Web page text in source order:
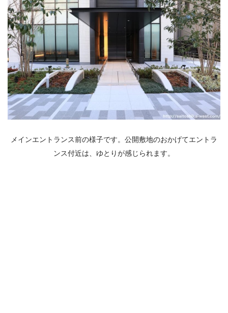
メインエントランス前の様子です。公開敷地のおかげてエントラ
ンス付近は、ゆとりが感じられます。